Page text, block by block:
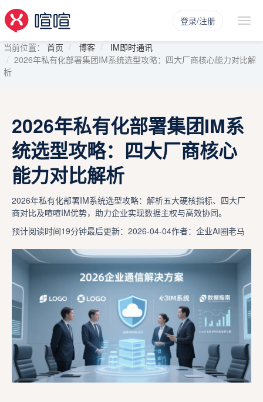
登录/注册
当前位置： 首页 博客
IM即时通讯
2026年私有化部署集团IM系统选型攻略：四大厂商核心能力对比解
析
2026年私有化部署集团IM系
统选型攻略：四大厂商核心
能力对比解析
2026年私有化部署IM系统选型攻略：解析五大硬核指标、四大厂
商对比及喧喧IM优势，助力企业实现数据主权与高效协同。
预计阅读时间19分钟最后更新：2026-04-04作者：企业AI圈老马